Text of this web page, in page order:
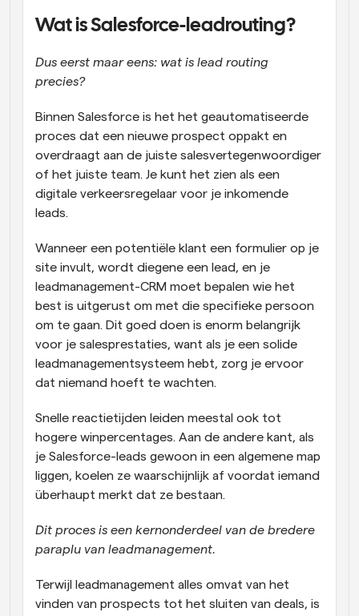
Wat is Salesforce-leadrouting?
Dus eerst maar eens: wat is lead routing
precies?
Binnen Salesforce is het het geautomatiseerde
proces dat een nieuwe prospect oppakt en
overdraagt aan de juiste salesvertegenwoordiger
of het juiste team. Je kunt het zien als een
digitale verkeersregelaar voor je inkomende
leads.
Wanneer een potentiële klant een formulier op je
site invult, wordt diegene een lead, en je
leadmanagement-CRM moet bepalen wie het
best is uitgerust om met die specifieke persoon
om te gaan. Dit goed doen is enorm belangrijk
voor je salesprestaties, want als je een solide
leadmanagementsysteem hebt, zorg je ervoor
dat niemand hoeft te wachten.
Snelle reactietijden leiden meestal ook tot
hogere winpercentages. Aan de andere kant, als
je Salesforce-leads gewoon in een algemene map
liggen, koelen ze waarschijnlijk af voordat iemand
überhaupt merkt dat ze bestaan.
Dit proces is een kernonderdeel van de bredere
paraplu van leadmanagement.
Terwijl leadmanagement alles omvat van het
vinden van prospects tot het sluiten van deals, is